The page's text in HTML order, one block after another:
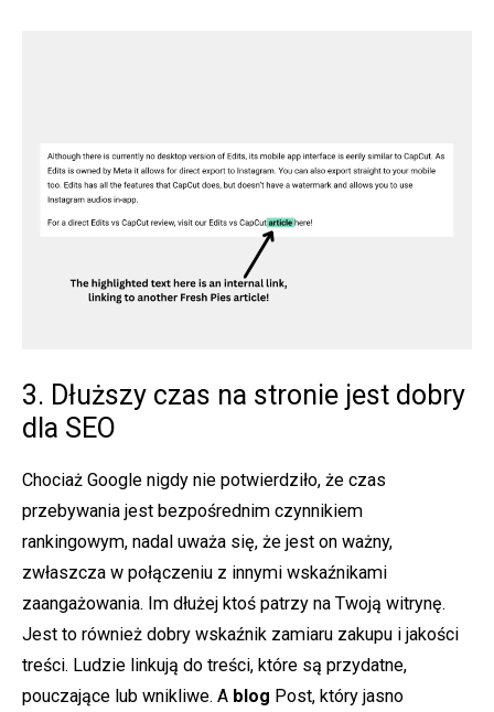
3. Dłuższy czas na stronie jest dobry
dla SEO
Chociaż Google nigdy nie potwierdziło, że czas
przebywania jest bezpośrednim czynnikiem
rankingowym, nadal uważa się, że jest on ważny,
zwłaszcza w połączeniu z innymi wskaźnikami
zaangażowania. Im dłużej ktoś patrzy na Twoją witrynę.
Jest to również dobry wskaźnik zamiaru zakupu i jakości
treści. Ludzie linkują do treści, które są przydatne,
pouczające lub wnikliwe. A blog Post, który jasno